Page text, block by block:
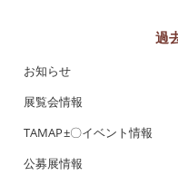
過
お知らせ
展覧会情報
TAMAP±〇イベント情報
公募展情報